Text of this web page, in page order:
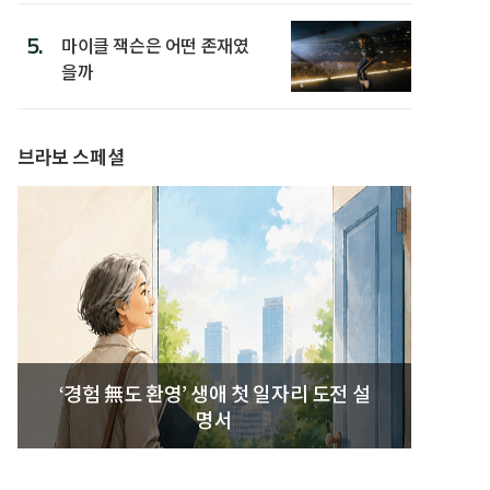
5.
마이클 잭슨은 어떤 존재였
을까
브라보 스페셜
‘경험 無도 환영’ 생애 첫 일자리 도전 설
명서